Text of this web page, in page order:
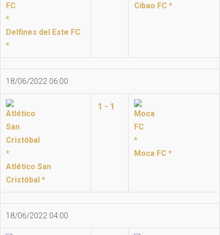
Delfines del Este FC
*
Cibao FC *
18/06/2022 06:00
Atlético San
Cristóbal *
1 - 1
Moca FC *
18/06/2022 04:00